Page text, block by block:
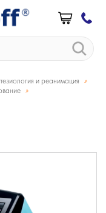
и реанимация »
»